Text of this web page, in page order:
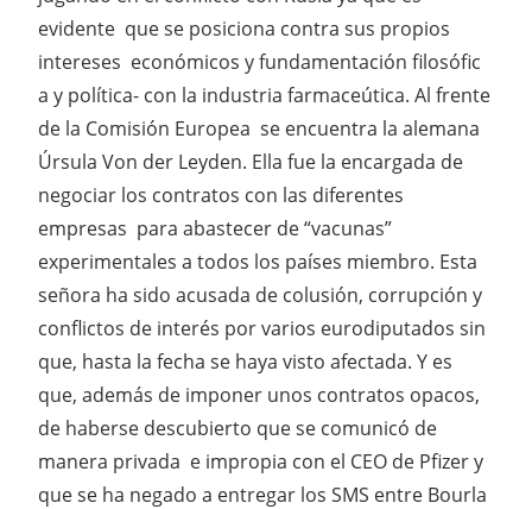
evidente que se posiciona contra sus propios
intereses económicos y fundamentación filosófic
a y política- con la industria farmaceútica. Al frente
de la Comisión Europea se encuentra la alemana
Úrsula Von der Leyden. Ella fue la encargada de
negociar los contratos con las diferentes
empresas para abastecer de “vacunas”
experimentales a todos los países miembro. Esta
señora ha sido acusada de colusión, corrupción y
conflictos de interés por varios eurodiputados sin
que, hasta la fecha se haya visto afectada. Y es
que, además de imponer unos contratos opacos,
de haberse descubierto que se comunicó de
manera privada e impropia con el CEO de Pfizer y
que se ha negado a entregar los SMS entre Bourla